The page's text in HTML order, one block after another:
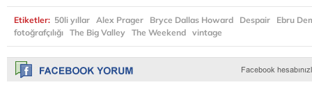
Etiketler: 50li yıllar Alex Prager Bryce Dallas Howard Despair
Ebru
fotoğrafçılığı The Big Valley The Weekend vintage